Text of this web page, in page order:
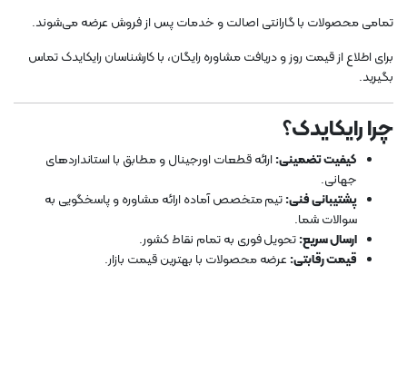
تمامی محصولات با گارانتی اصالت و خدمات پس از فروش عرضه می‌شوند.
برای اطلاع از قیمت روز و دریافت مشاوره رایگان، با کارشناسان رایکایدک تماس
بگیرید.
چرا رایکایدک؟
کیفیت تضمینی:ارائه قطعات اورجینال و مطابق با استانداردهای
جهانی.
پشتیبانی فنی:تیم متخصص آماده ارائه مشاوره و پاسخگویی به
سوالات شما.
ارسال سریع:تحویل فوری به تمام نقاط کشور.
قیمت رقابتی: عرضه محصولات با بهترین قیمت بازار.